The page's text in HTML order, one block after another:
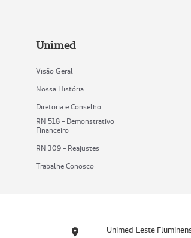
Unimed
Visão Geral
Nossa História
Diretoria e Conselho
RN 518 - Demonstrativo
Financeiro
RN 309 - Reajustes
Trabalhe Conosco
Unimed Leste